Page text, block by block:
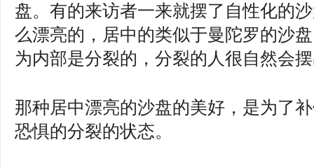
盘。有的来访者一来就摆了自性化的
么漂亮的，居中的类似于曼陀罗的沙
为内部是分裂的，分裂的人很自然会
那种居中漂亮的沙盘的美好，是为了
恐惧的分裂的状态。